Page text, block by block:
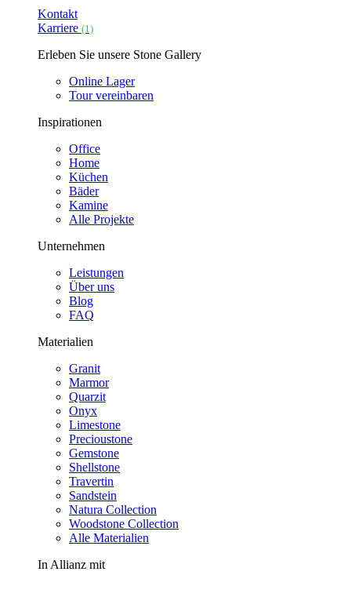
Kontakt
Karriere (1)
Erleben Sie unsere Stone Gallery
Online Lager
Tour vereinbaren
Inspirationen
Office
Home
Küchen
Bäder
Kamine
Alle Projekte
Unternehmen
Leistungen
Über uns
Blog
FAQ
Materialien
Granit
Marmor
Quarzit
Onyx
Limestone
Precioustone
Gemstone
Shellstone
Travertin
Sandstein
Natura Collection
Woodstone Collection
Alle Materialien
In Allianz mit